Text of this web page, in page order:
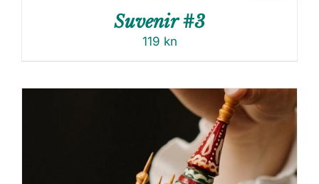
Suvenir #3
119 kn